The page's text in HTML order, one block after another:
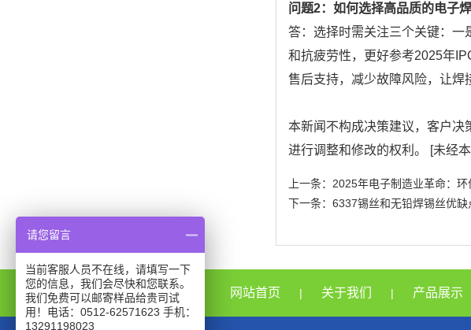
问题2：如何选择高品质的电子
答：选择时需关注三个关键：
和抗疲劳性，更好参考2025年
售后支持，减少故障风险，让焊
本新闻不构成决策建议，客户决
进行调整和修改的权利。 [未经
上一条： 2025年电子制造业革命：环
下一条： 6337锡丝和无铅焊锡丝优
网站首页 | 关于我们 | 产品展示
请您留言
当前客服人员不在线，请填写一下
您的信息，我们会尽快和您联系。
我们免费可以邮寄样品给贵司试
用！电话：0512-62571623 手机：
13291198023